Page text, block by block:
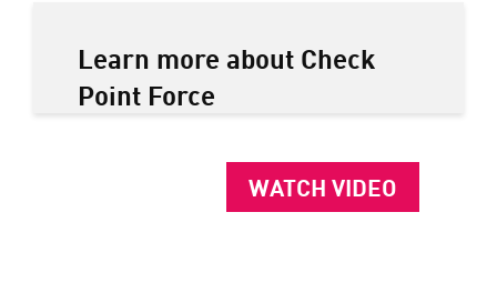
Learn more about Check
Point Force
WATCH VIDEO